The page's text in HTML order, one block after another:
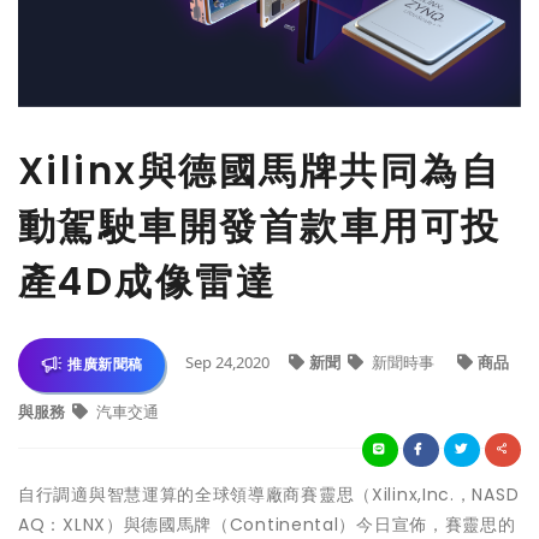
Xilinx與德國馬牌共同為自
動駕駛車開發首款車用可投
產4D成像雷達
推廣新聞稿 Sep 24,2020 新聞 新聞時事 商品
與服務 汽車交通
自行調適與智慧運算的全球領導廠商賽靈思（Xilinx,Inc.，NASD
AQ：XLNX）與德國馬牌（Continental）今日宣佈，賽靈思的